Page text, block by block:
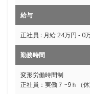
給与
正社員 : 月給 24万円 - 0
勤務時間
変形労働時間制
正社員：実働７~9ｈ（休